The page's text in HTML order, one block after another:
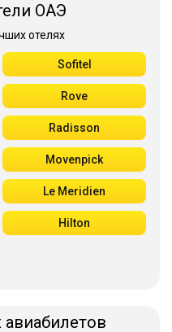
ОАЭ
отелях
Sofitel
Rove
Radisson
Movenpick
Le Meridien
Hilton